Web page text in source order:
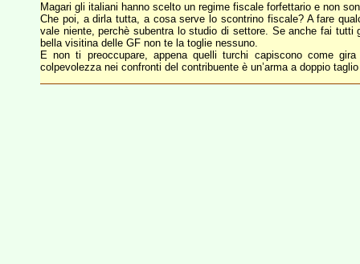
Magari gli italiani hanno scelto un regime fiscale forfettario e non
Che poi, a dirla tutta, a cosa serve lo scontrino fiscale? A fare
vale niente, perchè subentra lo studio di settore. Se anche fai
bella visitina delle GF non te la toglie nessuno.
E non ti preoccupare, appena quelli turchi capiscono come
colpevolezza nei confronti del contribuente è un’arma a doppio